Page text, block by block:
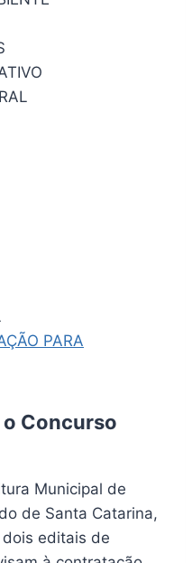
PARA
Concurso
Municipal de
de Santa Catarina,
editais de